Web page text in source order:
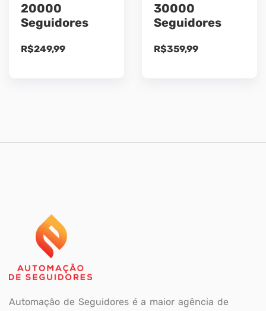
20000
Seguidores
R$249,99
30000
Seguidores
R$359,99
Automação de Seguidores é a maior agência de